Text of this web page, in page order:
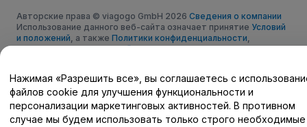
Авторские права © viagogo GmbH 2026 Сведения о компании
Использование данного веб-сайта означает принятие Условий
и положений, а также Политики конфиденциальности,
Политики в отношении файлов cookie, иПолитики
Не передавайте мою личную информацию третьим лицам/Ваши
настройки конфиденциальности
Нажимая «Разрешить все», вы соглашаетесь с
файлов cookie для улучшения функциональности и
персонализации маркетинговых активностей. В противном
случае мы будем использовать только строго необходимые